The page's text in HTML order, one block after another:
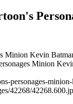
Minion Kevin
Minion
personages-
42268/